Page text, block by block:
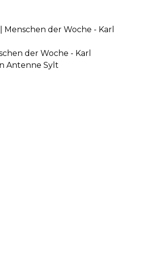
Menschen der Woche - Karl
der Woche - Karl
Antenne Sylt